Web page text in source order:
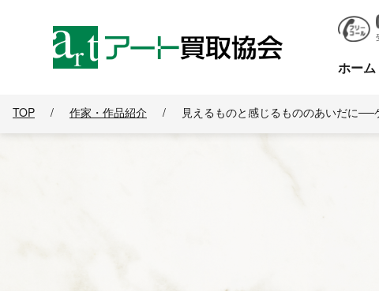
ホーム
TOP / 作家・作品紹介 / 見えるものと感じるもののあいだに